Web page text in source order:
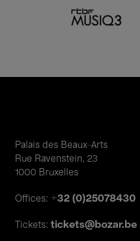
Palais des Beaux-Arts
Rue Ravenstein, 23
1000 Bruxelles
Offices: +32 (0)25078430
Tickets: tickets@bozar.be